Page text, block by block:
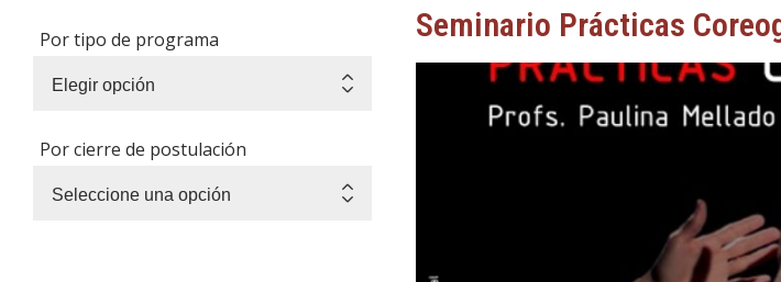
Por tipo de programa
Por cierre de postulación
Seminario Prácticas